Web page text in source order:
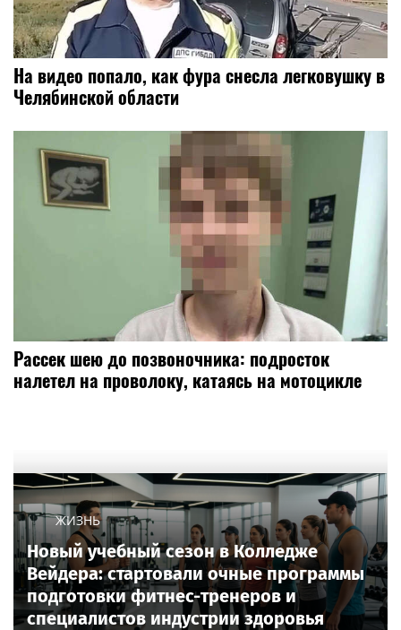
На видео попало, как фура снесла легковушку в
Челябинской области
Рассек шею до позвоночника: подросток
налетел на проволоку, катаясь на мотоцикле
ЖИЗНЬ
Новый учебный сезон в Колледже
Вейдера: стартовали очные программы
подготовки фитнес-тренеров и
специалистов индустрии здоровья